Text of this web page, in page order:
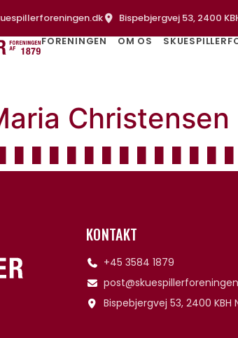
Bispebjergvej 53, 2400
FORENINGEN
OM OS
Christensen
KONTAKT
+45 3584 1879
Bispebjergvej 53, 2400 KBH